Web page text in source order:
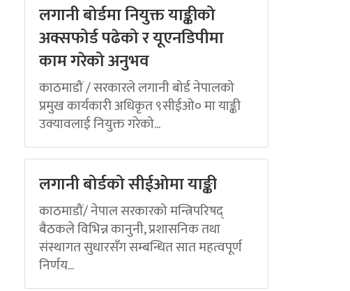
लगानी बोर्डमा नियुक्त याङ्कीको
अक्सफोर्ड पढेको र यूएनडिपीमा
काम गरेको अनुभव
काठमाडौं / सरकारले लगानी बोर्ड नेपालको
प्रमुख कार्यकारी अधिकृत ९सीईओ० मा याङ्की
उक्यावलाई नियुक्त गरेको...
लगानी बोर्डको सीईओमा याङ्की
काठमाडौं/ नेपाल सरकारको मन्त्रिपरिषद्
बैठकले विभिन्न कानुनी, प्रशासनिक तथा
संस्थागत सुधारसँग सम्बन्धित सात महत्वपूर्ण
निर्णय...